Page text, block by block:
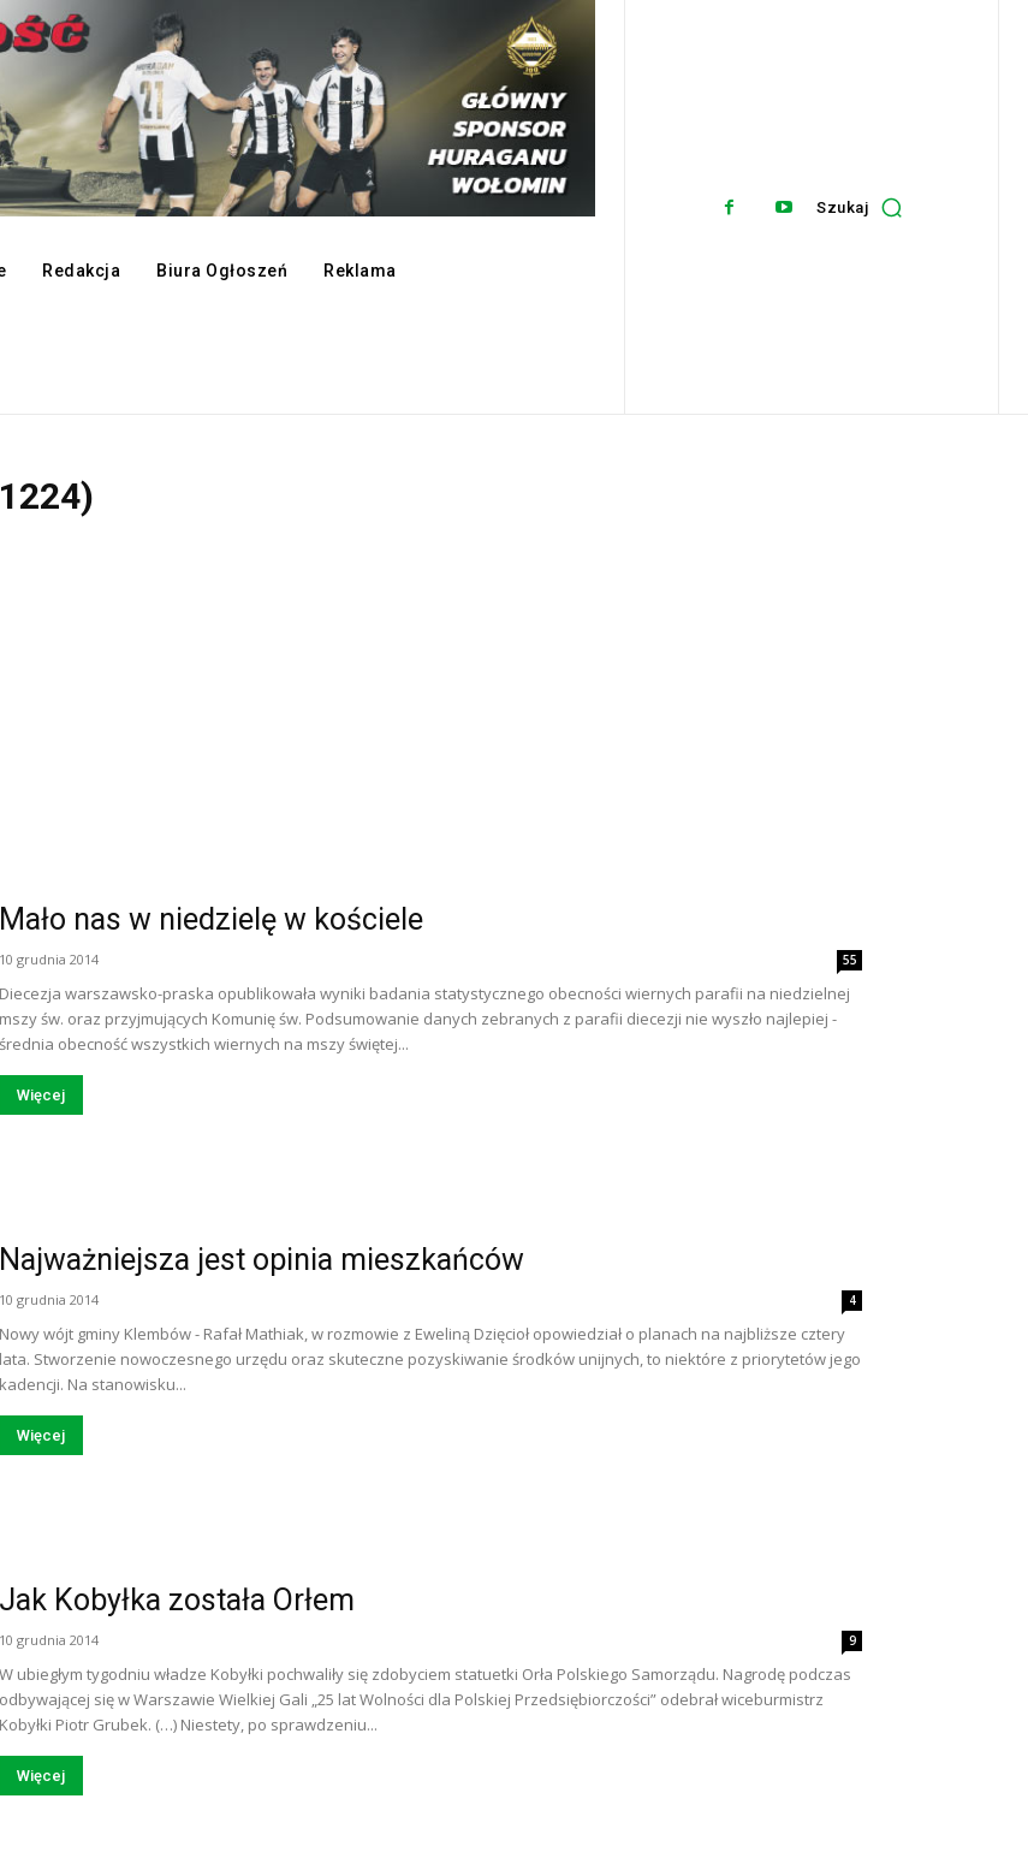
Redakcja Biura Ogłoszeń Reklama
Szukaj
Mało nas w niedzielę w kościele
10 grudnia 2014 55
Diecezja warszawsko-praska opublikowała wyniki badania statystycznego obecności wiernych parafii na niedzielnej
mszy św. oraz przyjmujących Komunię św. Podsumowanie danych zebranych z parafii diecezji nie wyszło najlepiej -
średnia obecność wszystkich wiernych na mszy świętej...
Więcej
Najważniejsza jest opinia mieszkańców
10 grudnia 2014 4
Nowy wójt gminy Klembów - Rafał Mathiak, w rozmowie z Eweliną Dzięcioł opowiedział o planach na najbliższe cztery
lata. Stworzenie nowoczesnego urzędu oraz skuteczne pozyskiwanie środków unijnych, to niektóre z priorytetów jego
kadencji. Na stanowisku...
Więcej
Jak Kobyłka została Orłem
10 grudnia 2014 9
W ubiegłym tygodniu władze Kobyłki pochwaliły się zdobyciem statuetki Orła Polskiego Samorządu. Nagrodę podczas
odbywającej się w Warszawie Wielkiej Gali „25 lat Wolności dla Polskiej Przedsiębiorczości” odebrał wiceburmistrz
Kobyłki Piotr Grubek. (…) Niestety, po sprawdzeniu...
Więcej